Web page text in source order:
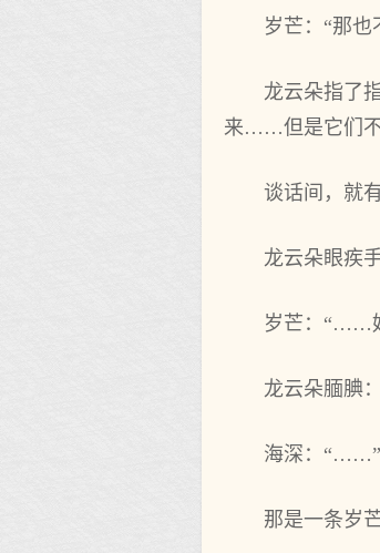
岁芒：“那也
龙云朵指了
来……但是它们不
谈话间，就
龙云朵眼疾
岁芒：“……
龙云朵腼腆
海深：“……”
那是一条岁